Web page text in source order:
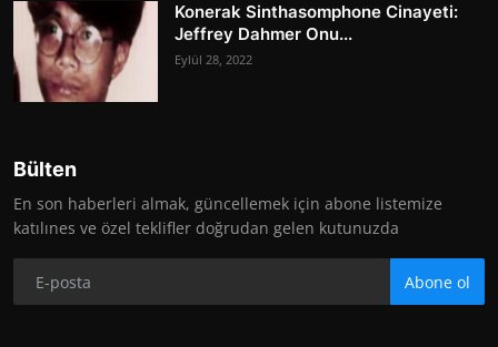
Konerak Sinthasomphone Cinayeti:
Jeffrey Dahmer Onu...
Eylül 28, 2022
Bülten
En son haberleri almak, güncellemek için abone listemize
katılınes ve özel teklifler doğrudan gelen kutunuzda
Abone ol